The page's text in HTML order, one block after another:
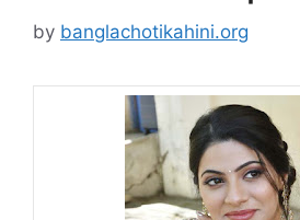
by banglachotikahini.org